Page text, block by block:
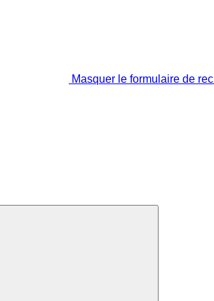
Masquer le formulaire de